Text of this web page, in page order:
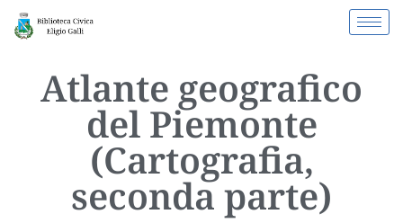
Atlante geografico
del Piemonte
(Cartografia,
seconda parte)